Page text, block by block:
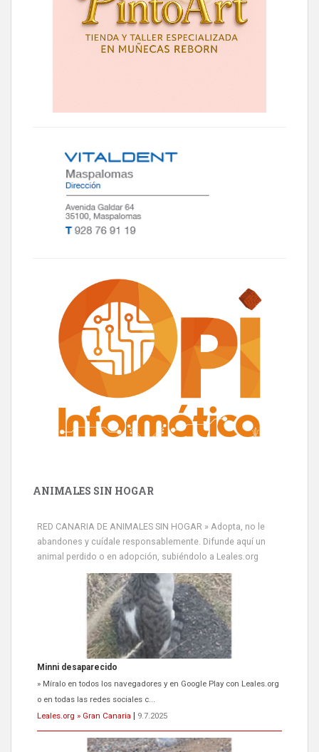
ANIMALES SIN HOGAR
RED CANARIA DE ANIMALES SIN HOGAR » Adopta, no le
abandones y cuídale responsablemente. Difunde aquí un
animal perdido o en adopción, subiéndolo a Leales.org
Minni desaparecido
» Míralo en todos los navegadores y en Google Play con Leales.org
o en todas las redes sociales c...
Leales.org » Gran Canaria
9.7.2025